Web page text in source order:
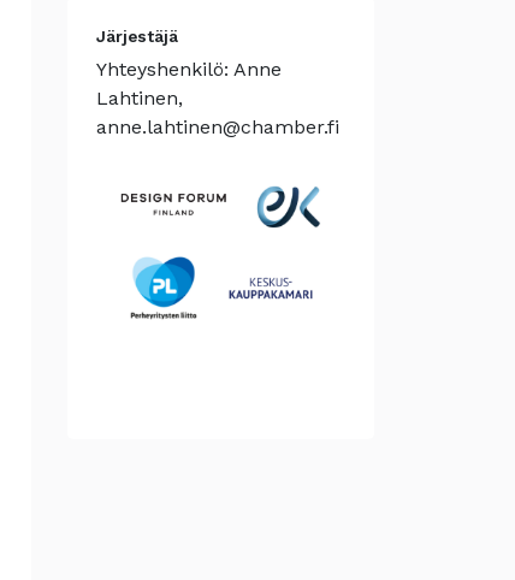
Järjestäjä
Yhteyshenkilö: Anne
Lahtinen,
anne.lahtinen@chamber.fi